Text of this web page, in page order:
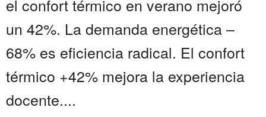
el confort térmico en verano mejoró
un 42%. La demanda energética –
68% es eficiencia radical. El confort
térmico +42% mejora la experiencia
docente....